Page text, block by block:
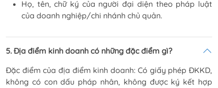
Họ, tên, chữ ký của người đại diện theo pháp luật
của doanh nghiệp/chi nhánh chủ quản.
5. Địa điểm kinh doanh có những đặc điểm gì?
Đặc điểm của địa điểm kinh doanh: Có giấy phép ĐKKD,
không có con dấu pháp nhân, không được ký kết hợp